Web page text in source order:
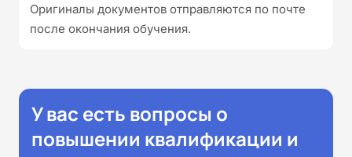
Оригиналы документов отправляются по почте
после окончания обучения.
У вас есть вопросы о
повышении квалификации и